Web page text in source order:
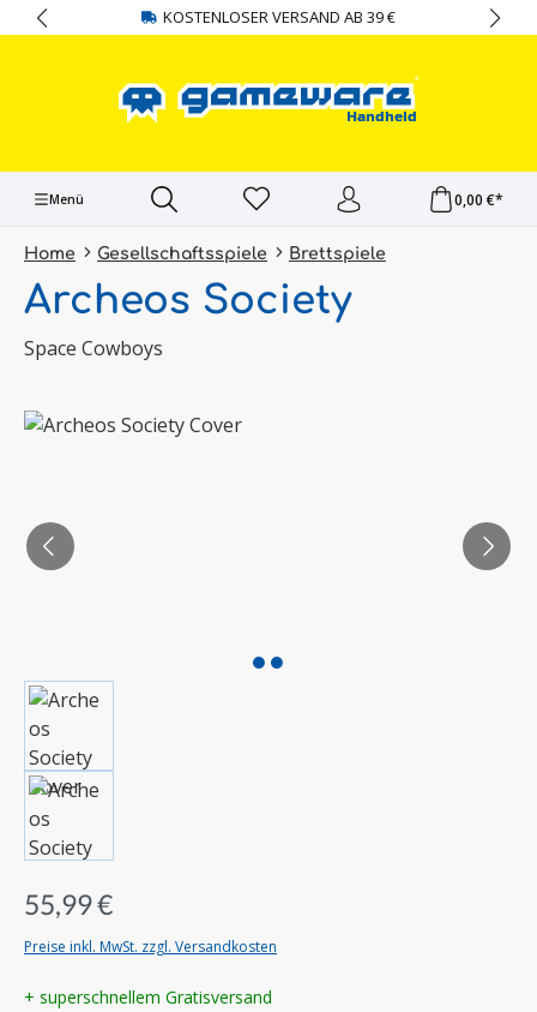
springen KOSTENLOSER VERSAND AB 39 €
Menü 0,00 €*
Home Gesellschaftsspiele Brettspiele
Archeos Society
Space Cowboys
Bildergalerie überspringen
55,99 €
Preise inkl. MwSt. zzgl. Versandkosten
+ superschnellem Gratisversand